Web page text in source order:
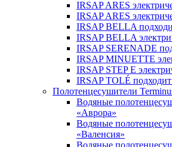
IRSAP ARES
IRSAP ARES
IRSAP BELLA
IRSAP BELLA
IRSAP SERENADE
IRSAP MINUETTE
IRSAP STEP E
IRSAP TOLÉ
Полотенцесушители
Водяные
«Аврора»
Водяные
«Валенсия»
Водяные